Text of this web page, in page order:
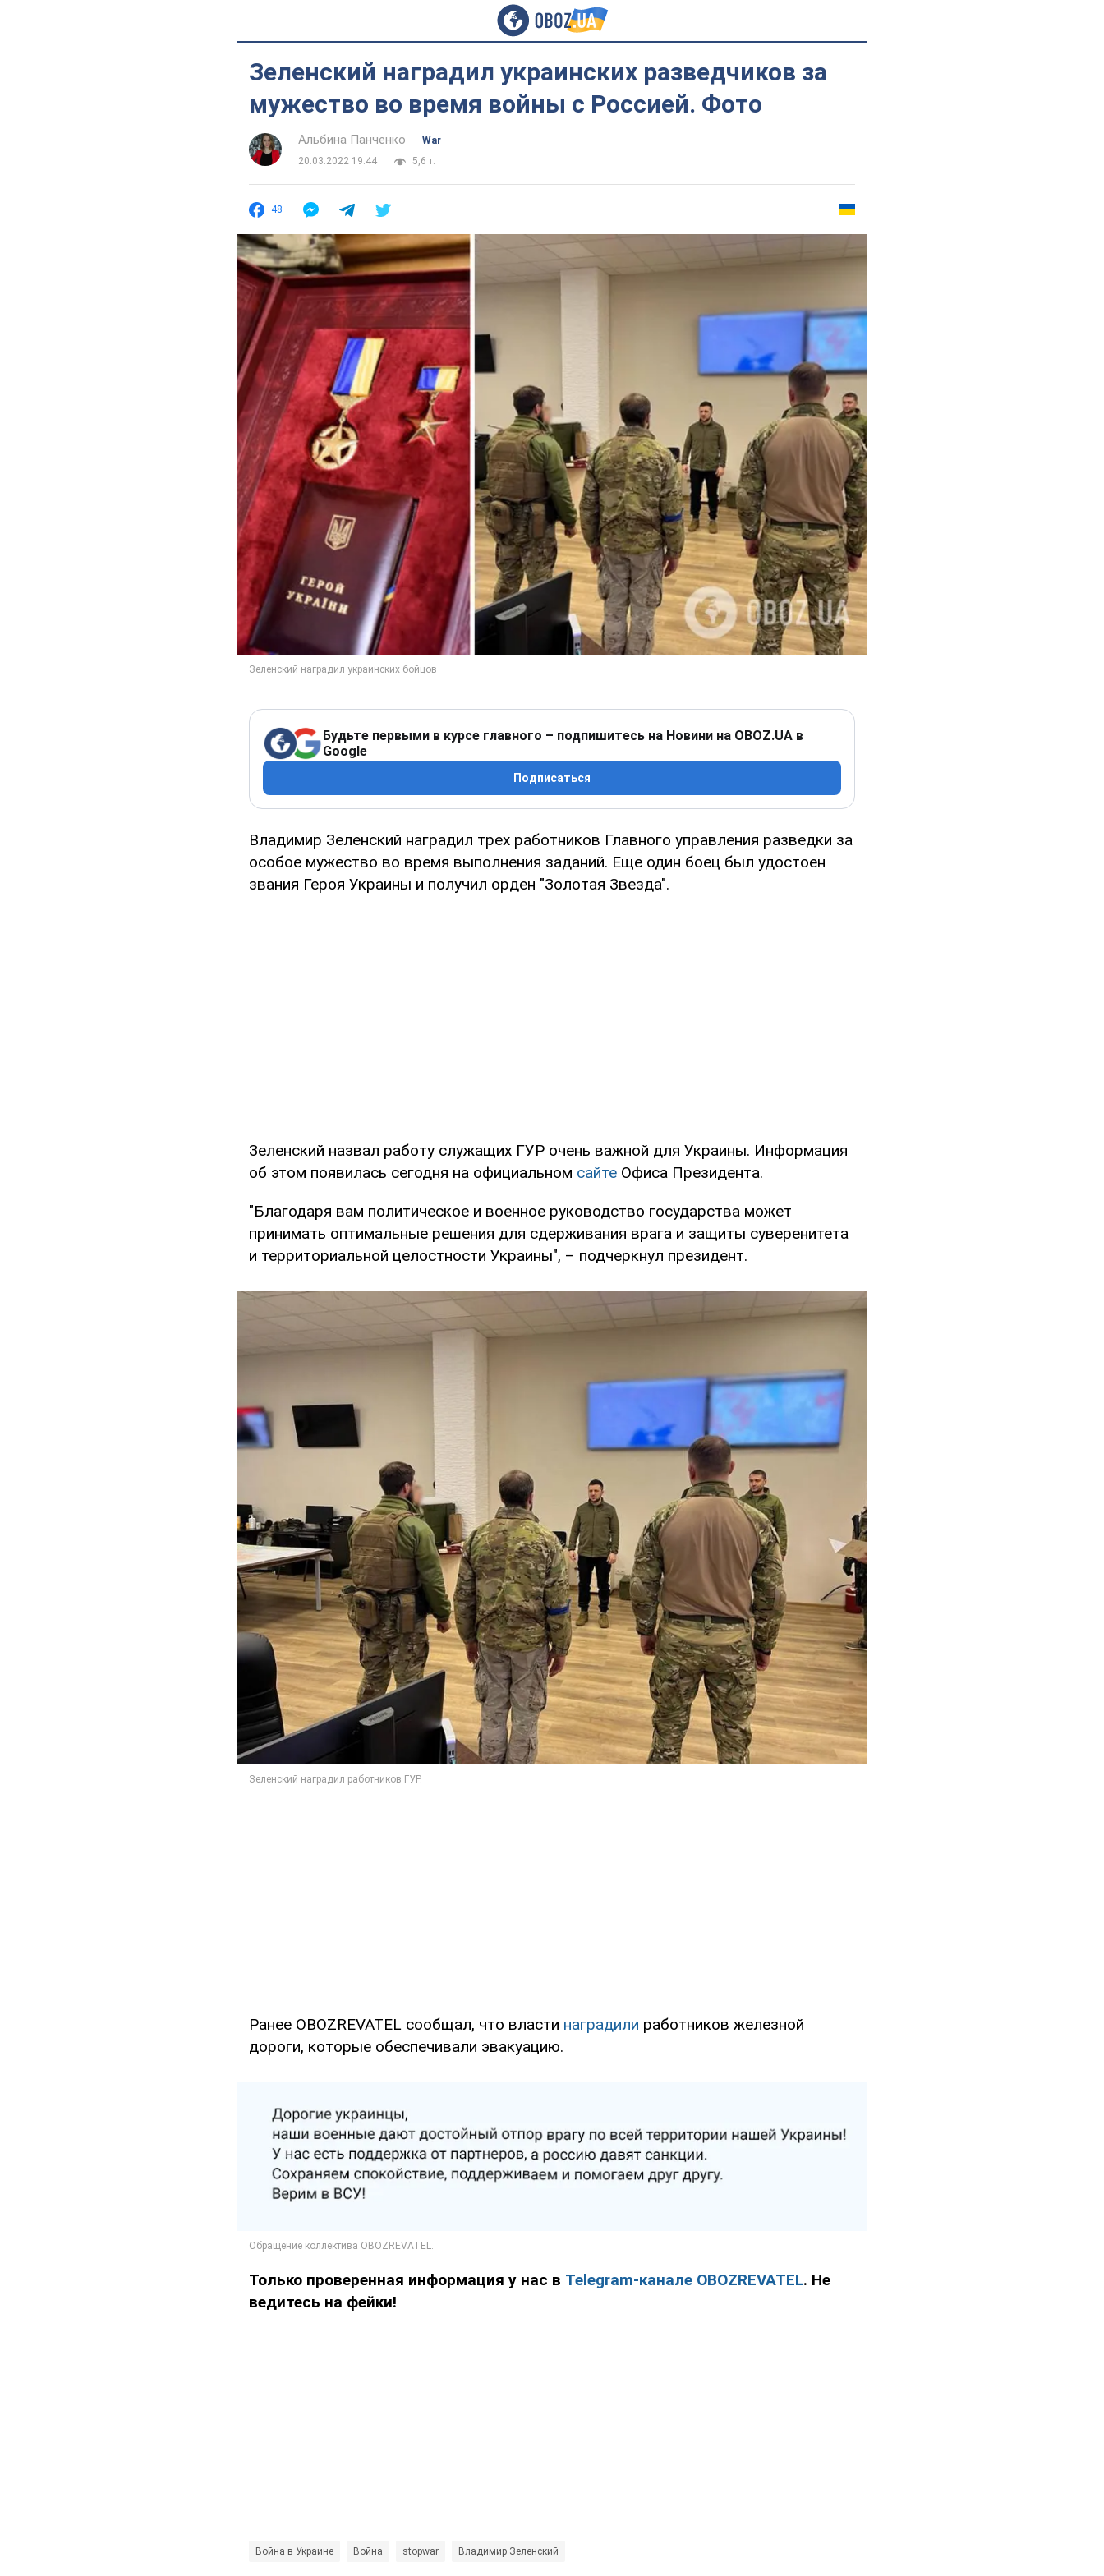
Зеленский наградил украинских разведчиков за
мужество во время войны с Россией. Фото
Альбина Панченко
War
20.03.2022 19:44
5,6 т.
48
Будьте первыми в курсе главного – подпишитесь на Новини на OBOZ.UA в
Google
Подписаться
Владимир Зеленский наградил трех работников Главного управления разведки за
особое мужество во время выполнения заданий. Еще один боец был удостоен
звания Героя Украины и получил орден "Золотая Звезда".
Зеленский назвал работу служащих ГУР очень важной для Украины. Информация
об этом появилась сегодня на официальном сайте Офиса Президента.
"Благодаря вам политическое и военное руководство государства может
принимать оптимальные решения для сдерживания врага и защиты суверенитета
и территориальной целостности Украины", – подчеркнул президент.
Ранее OBOZREVATEL сообщал, что власти наградили работников железной
дороги, которые обеспечивали эвакуацию.
Только проверенная информация у нас в Telegram-канале OBOZREVATEL. Не
ведитесь на фейки!
Война в Украине Война stopwar Владимир Зеленский